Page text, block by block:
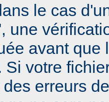
le cas
une
avant que
Si votre
erreurs